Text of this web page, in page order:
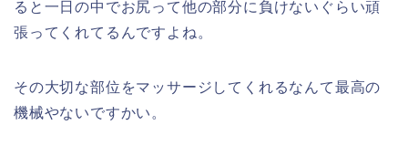
ると一日の中でお尻って他の部分に負けないぐらい頑
張ってくれてるんですよね。
その大切な部位をマッサージしてくれるなんて最高の
機械やないですかい。